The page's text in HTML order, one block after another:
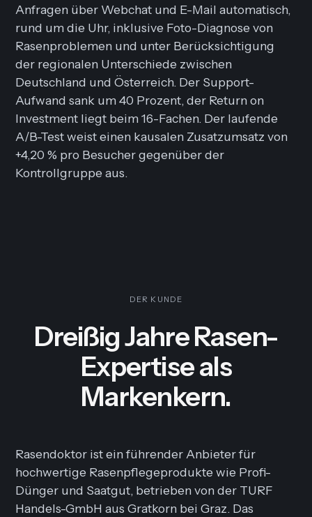
Anfragen über Webchat und E-Mail automatisch,
rund um die Uhr, inklusive Foto-Diagnose von
Rasenproblemen und unter Berücksichtigung
der regionalen Unterschiede zwischen
Deutschland und Österreich. Der Support-
Aufwand sank um 40 Prozent, der Return on
Investment liegt beim 16-Fachen. Der laufende
A/B-Test weist einen kausalen Zusatzumsatz von
+4,20 % pro Besucher gegenüber der
Kontrollgruppe aus.
DER KUNDE
Dreißig Jahre Rasen-
Expertise als
Markenkern.
Rasendoktor ist ein führender Anbieter für
hochwertige Rasenpflegeprodukte wie Profi-
Dünger und Saatgut, betrieben von der TURF
Handels-GmbH aus Gratkorn bei Graz. Das